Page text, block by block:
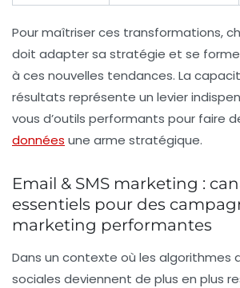
Pour maîtriser ces transformations,
doit adapter sa stratégie et se
à ces nouvelles tendances. La
résultats représente un levier
vous d’outils performants pour faire
données une arme stratégique.
Email & SMS marketing :
essentiels pour des
marketing performantes
Dans un contexte où les algorithmes
sociales deviennent de plus en plus